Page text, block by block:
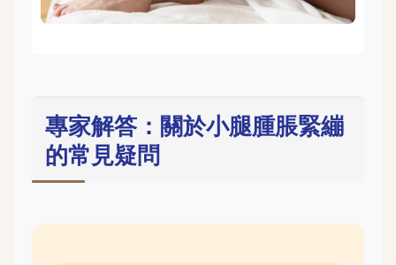
專家解答：關於小腿腫脹緊繃
的常見疑問